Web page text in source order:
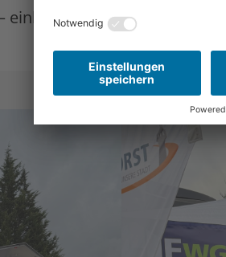
einhellig waren sich alle